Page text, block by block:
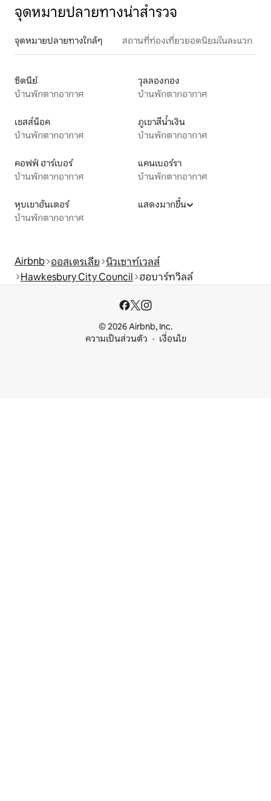
จุดหมายปลายทางน่าสำรวจ
จุดหมายปลายทางใกล้ๆ สถานที่ท่องเที่ยวยอดนิยมในละแวก
ซิดนีย์
บ้านพักตากอากาศ
วุลลองกอง
บ้านพักตากอากาศ
เชสส์น็อค
บ้านพักตากอากาศ
ภูเขาสีน้ำเงิน
บ้านพักตากอากาศ
คอฟฟ์ ฮาร์เบอร์
บ้านพักตากอากาศ
แคนเบอร์รา
บ้านพักตากอากาศ
หุบเขาฮันเตอร์
บ้านพักตากอากาศ
แสดงมากขึ้น
Airbnb ออสเตรเลีย นิวเซาท์เวลส์
Hawkesbury City Council ฮอบาร์ทวิลล์
© 2026 Airbnb, Inc.
ความเป็นส่วนตัว
เงื่อนไข